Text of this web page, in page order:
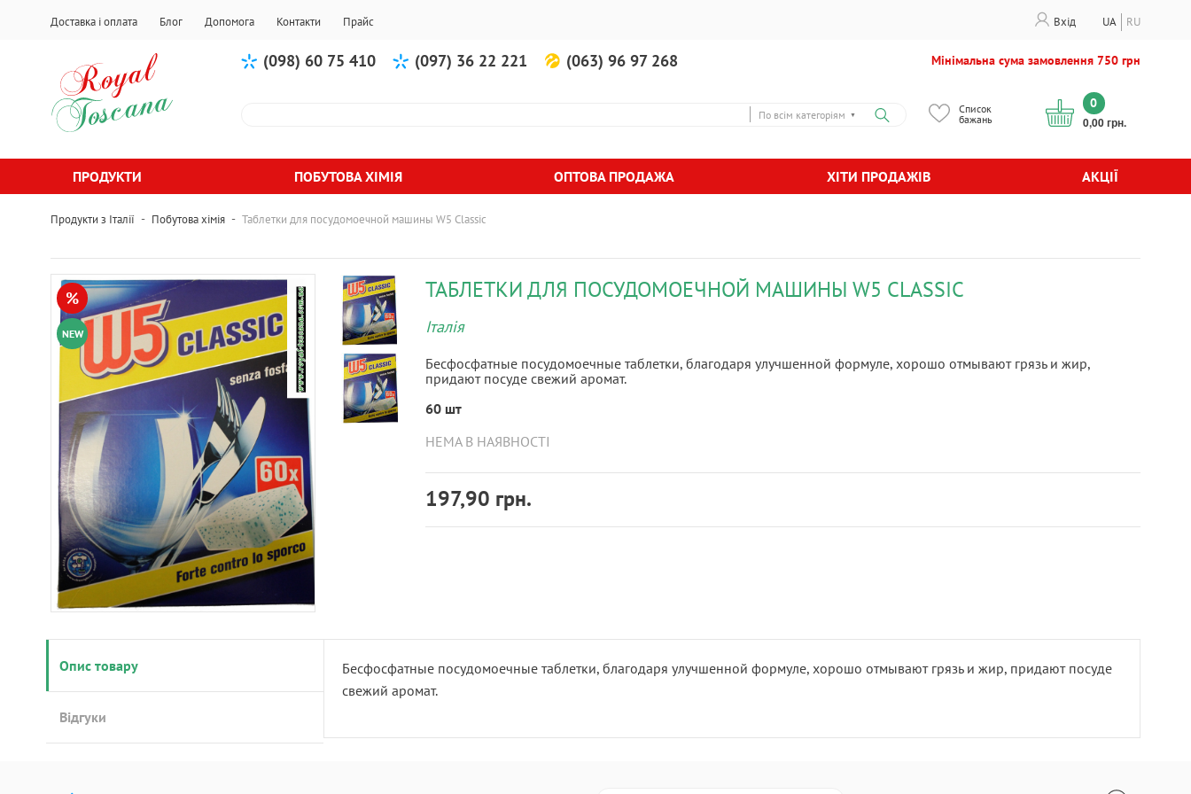
Доставка і оплата Блог Допомога Контакти Прайс Вхід RU
UA
(098) 60 75 410 (097) 36 22 221 (063) 96 97 268 Мінімальна сума замовлення 750 грн
По всім категоріям ▼
Список
бажань
0
0,00 грн.
ПРОДУКТИ ПОБУТОВА ХІМІЯ ОПТОВА ПРОДАЖА ХІТИ ПРОДАЖІВ АКЦІЇ
Продукти з Італії - Побутова хімія - Таблетки для посудомоечной машины W5 Classic
NEW
% ТАБЛЕТКИ ДЛЯ ПОСУДОМОЕЧНОЙ МАШИНЫ W5 CLASSIC
Італія
Бесфосфатные посудомоечные таблетки, благодаря улучшенной формуле, хорошо отмывают грязь и жир,
придают посуде свежий аромат.
60 шт
НЕМА В НАЯВНОСТІ
197,90 грн.
Опис товару
Відгуки
Бесфосфатные посудомоечные таблетки, благодаря улучшенной формуле, хорошо отмывают грязь и жир, придают посуде
свежий аромат.